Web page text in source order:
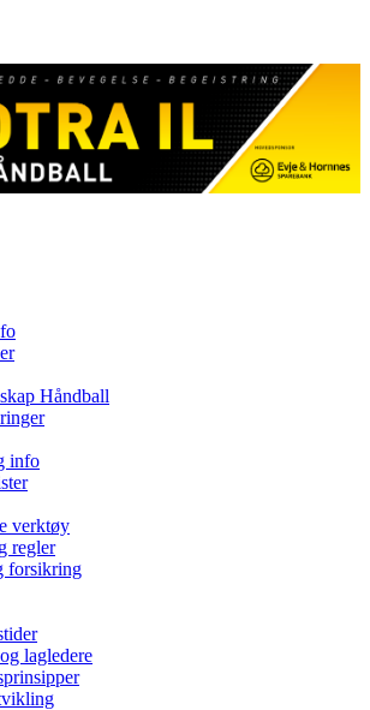
Håndball
info
verktøy
regler
forsikring
lagledere